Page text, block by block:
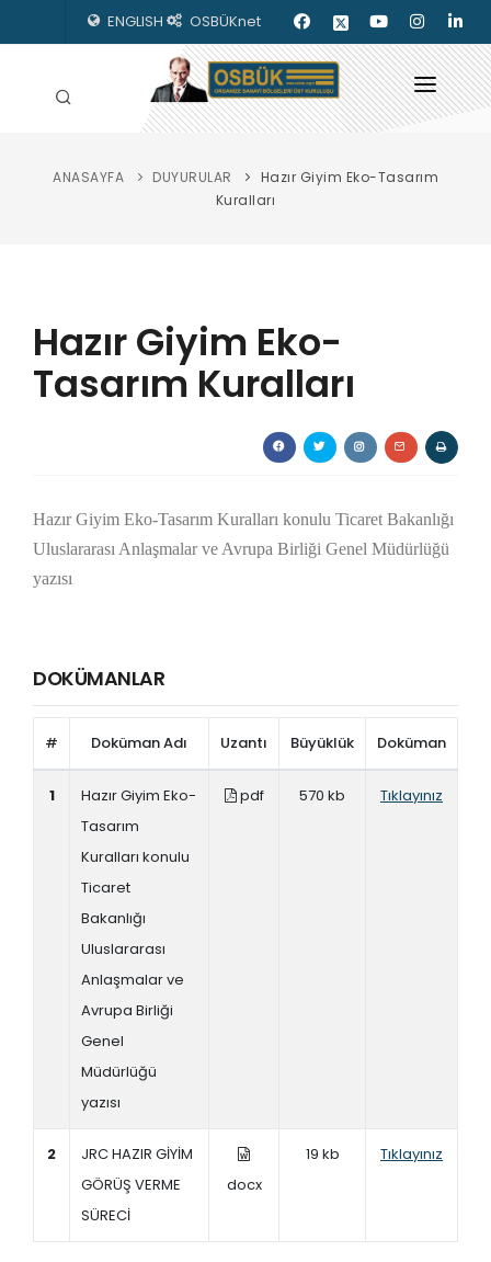
ENGLISH OSBÜKnet
HAKKIMIZDA
KILAVUZLAR
YAYINLARIMIZ
ANASAYFA DUYURULAR
Hazır Giyim Eko-Tasarım
Kuralları
Hazır Giyim Eko-
Tasarım Kuralları
Hazır Giyim Eko-Tasarım Kuralları konulu Ticaret Bakanlığı
Uluslararası Anlaşmalar ve Avrupa Birliği Genel Müdürlüğü
yazısı
DOKÜMANLAR
# Doküman Adı Uzantı Büyüklük Doküman
1
Hazır Giyim Eko-
Tasarım
Kuralları konulu
Ticaret
Bakanlığı
Uluslararası
Anlaşmalar ve
Avrupa Birliği
Genel
Müdürlüğü
yazısı
pdf 570 kb Tıklayınız
2
JRC HAZIR GİYİM
GÖRÜŞ VERME
SÜRECİ
docx
19 kb Tıklayınız